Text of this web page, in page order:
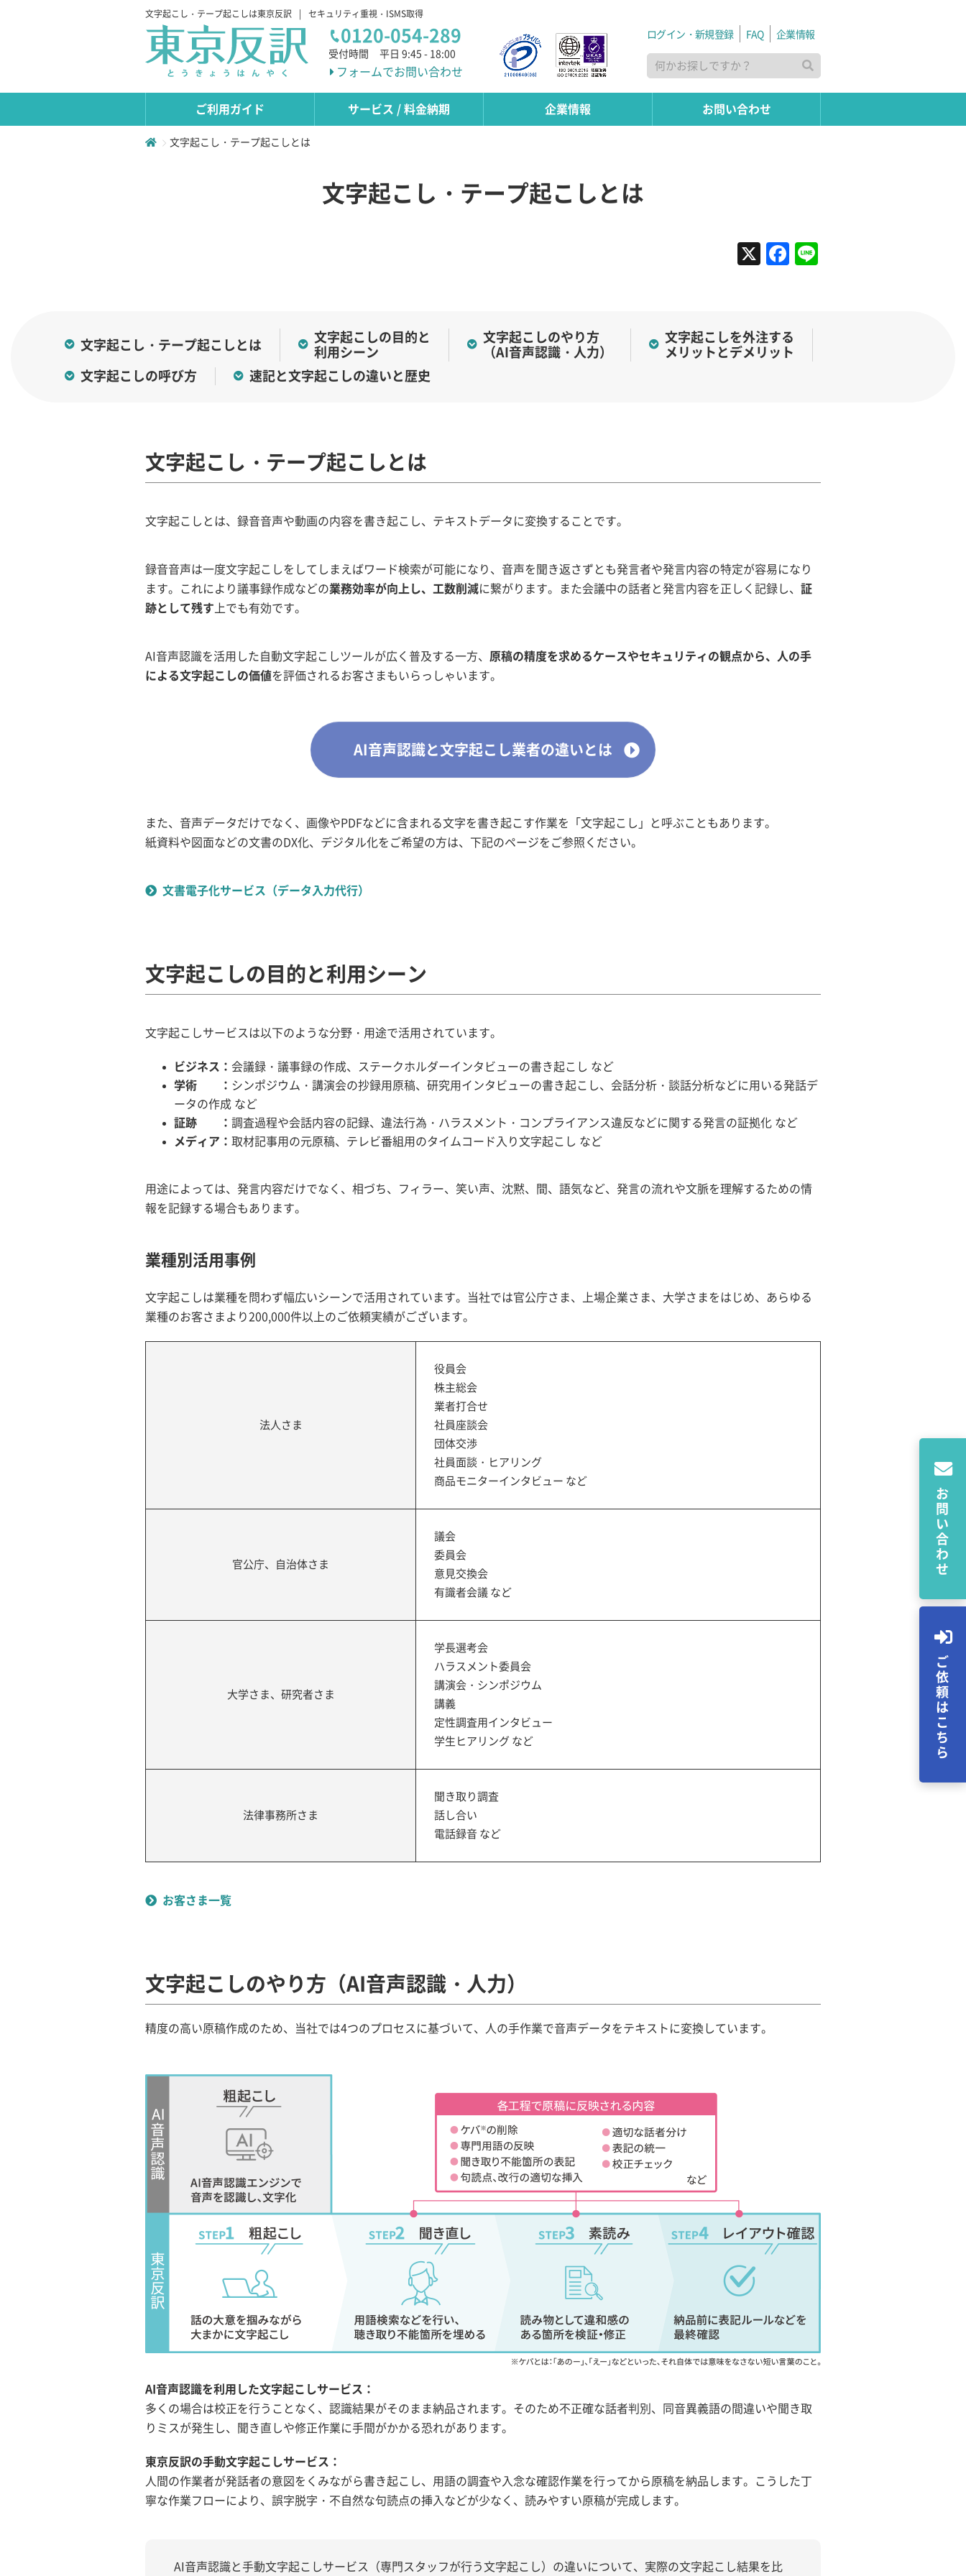
文字起こし・テープ起こしは東京反訳 セキュリティ重視・ISMS取得
0120-054-289
受付時間 平日 9:45 - 18:00
フォームでお問い合わせ
ログイン・新規登録 FAQ 企業情報
ご利用ガイド サービス / 料金納期 企業情報 お問い合わせ
文字起こし・テープ起こしとは
文字起こし・テープ起こしとは
X Facebook
文字起こし・テープ起こしとは
文字起こしの目的と
利用シーン
文字起こしのやり方
（AI音声認識・人力）
文字起こしを外注する
メリットとデメリット
文字起こしの呼び方
速記と文字起こしの違いと歴史
文字起こし・テープ起こしとは
文字起こしとは、録音音声や動画の内容を書き起こし、テキストデータに変換することです。
録音音声は一度文字起こしをしてしまえばワード検索が可能になり、音声を聞き返さずとも発言者や発言内容の特定が容易になり
ます。これにより議事録作成などの業務効率が向上し、工数削減に繋がります。また会議中の話者と発言内容を正しく記録し、 証
跡として残す 上でも有効です。
AI音声認識を活用した自動文字起こしツールが広く普及する一方、 原稿の精度を求めるケースやセキュリティの観点から、人の手
による文字起こしの価値を評価されるお客さまもいらっしゃいます。
AI音声認識と文字起こし業者の違いとは
また、音声データだけでなく、画像やPDFなどに含まれる文字を書き起こす作業を「文字起こし」と呼ぶこともあります。
紙資料や図面などの文書のDX化、デジタル化をご希望の方は、下記のページをご参照ください。
文書電子化サービス（データ入力代行）
文字起こしの目的と利用シーン
文字起こしサービスは以下のような分野・用途で活用されています。
ビジネス： 会議録・議事録の作成、ステークホルダーインタビューの書き起こし など
学術 ： シンポジウム・講演会の抄録用原稿、研究用インタビューの書き起こし、会話分析・談話分析などに用いる発話デ
ータの作成 など
証跡 ： 調査過程や会話内容の記録、違法行為・ハラスメント・コンプライアンス違反などに関する発言の証拠化 など
メディア： 取材記事用の元原稿、テレビ番組用のタイムコード入り文字起こし など
用途によっては、発言内容だけでなく、相づち、フィラー、笑い声、沈黙、間、語気など、発言の流れや文脈を理解するための情
報を記録する場合もあります。
業種別活用事例
文字起こしは業種を問わず幅広いシーンで活用されています。当社では官公庁さま、上場企業さま、大学さまをはじめ、あらゆる
業種のお客さまより200,000件以上のご依頼実績がございます。
法人さま
役員会
株主総会
業者打合せ
社員座談会
団体交渉
社員面談・ヒアリング
商品モニターインタビュー など
官公庁、自治体さま
議会
委員会
意見交換会
有識者会議 など
大学さま、研究者さま
学長選考会
ハラスメント委員会
講演会・シンポジウム
講義
定性調査用インタビュー
学生ヒアリング など
法律事務所さま
聞き取り調査
話し合い
電話録音 など
お客さま一覧
文字起こしのやり方（AI音声認識・人力）
精度の高い原稿作成のため、当社では4つのプロセスに基づいて、人の手作業で音声データをテキストに変換しています。
AI音声認識を利用した文字起こしサービス：
多くの場合は校正を行うことなく、認識結果がそのまま納品されます。そのため不正確な話者判別、同音異義語の間違いや聞き取
りミスが発生し、聞き直しや修正作業に手間がかかる恐れがあります。
東京反訳の手動文字起こしサービス：
人間の作業者が発話者の意図をくみながら書き起こし、用語の調査や入念な確認作業を行ってから原稿を納品します。こうした丁
寧な作業フローにより、誤字脱字・不自然な句読点の挿入などが少なく、読みやすい原稿が完成します。
AI音声認識と手動文字起こしサービス（専門スタッフが行う文字起こし）の違いについて、実際の文字起こし結果を比
お問い合わせ
ご依頼はこちら